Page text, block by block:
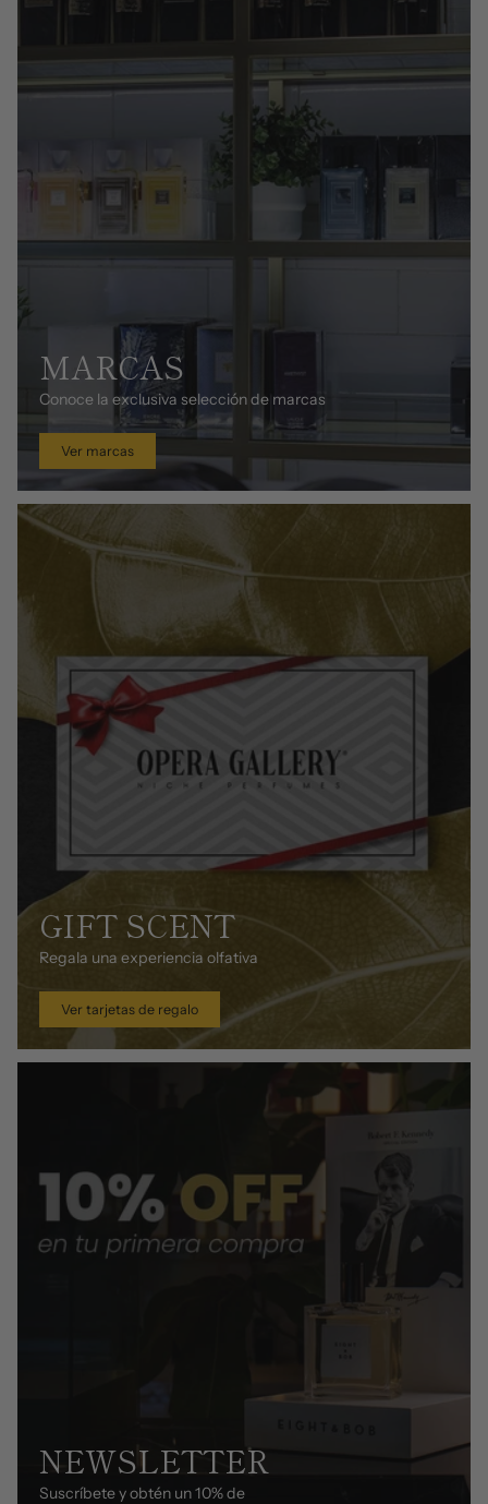
MARCAS
Conoce la exclusiva selección de marcas
Ver marcas
GIFT SCENT
Regala una experiencia olfativa
Ver tarjetas de regalo
NEWSLETTER
Suscríbete y obtén un 10% de